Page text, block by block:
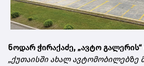
ნოდარ ჭირაქაძე, „ავტო
„ქუთაისში ახალ ავტომობილებზე